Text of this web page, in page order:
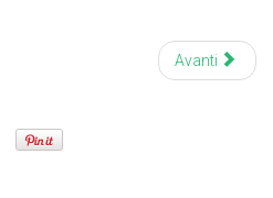
Avanti